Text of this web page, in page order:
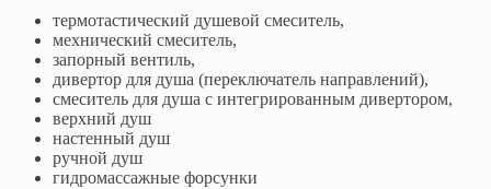
термотастический душевой смеситель,
мехнический смеситель,
запорный вентиль,
дивертор для душа (переключатель направлений),
смеситель для душа с интегрированным дивертором,
верхний душ
настенный душ
ручной душ
гидромассажные форсунки